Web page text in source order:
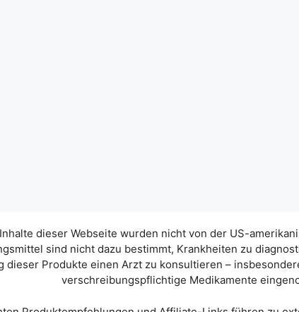
dieser Webseite wurden nicht von der US-
sind nicht dazu bestimmt, Krankheiten zu
dieser Produkte einen Arzt zu konsultieren –
verschreibungspflichtige Medikamente